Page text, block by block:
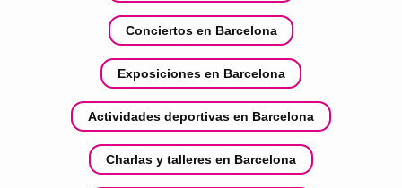
Conciertos en Barcelona
Exposiciones en Barcelona
Actividades deportivas en Barcelona
Charlas y talleres en Barcelona